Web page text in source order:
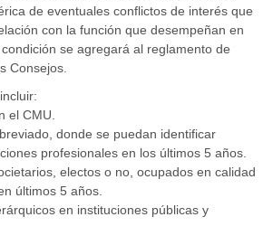
de eventuales conflictos de interés que
con la función que desempeñan en
se agregará al reglamento de
Consejos.
el CMU.
donde se puedan identificar
profesionales en los últimos 5 años.
electos o no, ocupados en calidad
últimos 5 años.
en instituciones públicas y